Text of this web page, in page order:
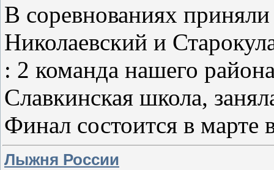
В соревнованиях
Николаевский и
: 2 команда нашего
Славкинская школа,
Финал состоится в марте
Лыжня России